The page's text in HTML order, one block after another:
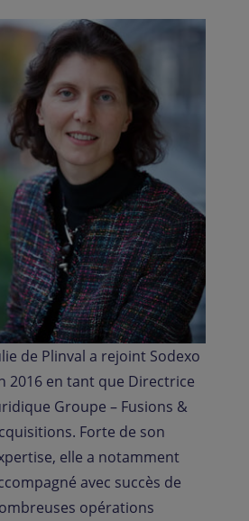
de Plinval a rejoint Sodexo
2016 en tant que Directrice
Groupe – Fusions &
Forte de son
elle a notamment
avec succès de
opérations